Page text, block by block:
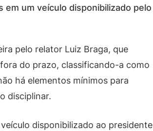
um veículo disponibilizado pelo
pelo relator Luiz Braga, que
do prazo, classificando-a como
há elementos mínimos para
disciplinar.
disponibilizado ao presidente